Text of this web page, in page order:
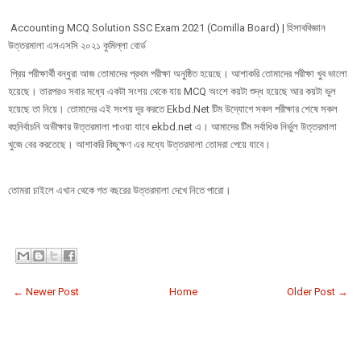
Accounting MCQ Solution SSC Exam 2021 (Comilla Board) | হিসাববিজ্ঞান
উত্তরমালা এসএসসি ২০২১ কুমিল্লা বোর্ড
প্রিয় পরীক্ষার্থী বন্ধুরা আজ তোমাদের প্রথম পরীক্ষা অনুষ্ঠিত হয়েছে। আশাকরি তোমাদের পরীক্ষা খুব ভালো
হয়েছে। তারপরও সবার মধ্যে একটা সংশয় থেকে যায় MCQ অংশে কয়টা শুদ্ধ হয়েছে আর কয়টা ভুল
হয়েছে তা নিয়ে। তোমাদের এই সংশয় দূর করতে Ekbd.Net টিম উদ্যোগে সকল পরীক্ষার শেষে সকল
বহুনির্বাচনি অভীক্ষার উত্তরমালা পাওয়া যাবে ekbd.net এ। আমাদের টিম সর্বাধিক নির্ভুল উত্তরমালা
খুজে বের করতেছে। আশাকরি কিছুক্ষণ এর মধ্যে উত্তরমালা তোমরা পেয়ে যাবে।
তোমরা চাইলে এখান থেকে গত বছরের উত্তরমালা দেখে নিতে পারো।
← Newer Post Older Post →
Home